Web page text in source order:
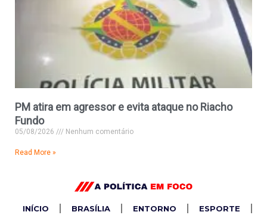
PM atira em agressor e evita ataque no Riacho
Fundo
05/08/2026 Nenhum comentário
Read More »
INÍCIO BRASÍLIA ENTORNO ESPORTE